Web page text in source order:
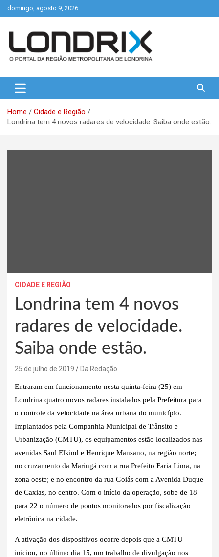
Skip
to
domingo, agosto 9, 2026
Londrix
Home
Cidade e Região
Londrina tem 4 novos radares de velocidade. Saiba onde estão.
CIDADE E REGIÃO
Londrina tem 4 novos
radares de velocidade.
Saiba onde estão.
25 de julho de 2019 Da Redação
Entraram em funcionamento nesta quinta-feira (25) em
Londrina quatro novos radares instalados pela Prefeitura para
o controle da velocidade na área urbana do município.
Implantados pela Companhia Municipal de Trânsito e
Urbanização (CMTU), os equipamentos estão localizados nas
avenidas Saul Elkind e Henrique Mansano, na região norte;
no cruzamento da Maringá com a rua Prefeito Faria Lima, na
zona oeste; e no encontro da rua Goiás com a Avenida Duque
de Caxias, no centro. Com o início da operação, sobe de 18
para 22 o número de pontos monitorados por fiscalização
eletrônica na cidade.
A ativação dos dispositivos ocorre depois que a CMTU
iniciou, no último dia 15, um trabalho de divulgação nos